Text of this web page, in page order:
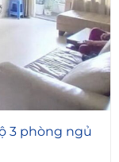
3 phòng ngủ